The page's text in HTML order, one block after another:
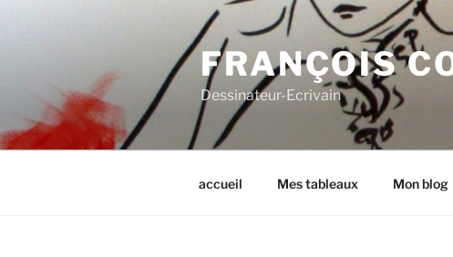
FRANÇOIS
Dessinateur-Ecrivain
accueil Mes tableaux Mon blog